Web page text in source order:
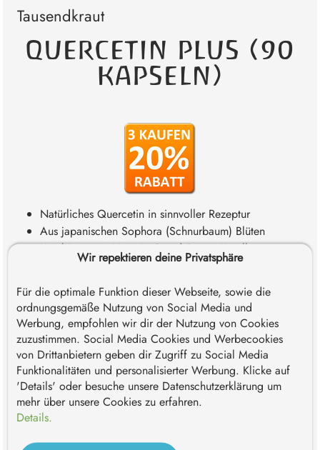
Tausendkraut
QUERCETIN PLUS (90
KAPSELN)
Natürliches Quercetin in sinnvoller Rezeptur
Aus japanischen Sophora (Schnurbaum) Blüten
Kombiniert mit Vitamin C und Sango Koralle
Kaufe 3 zum Stückpreis von 23,92€(632,80 € * / 1 kg)
29,90 €*
Inhalt:37.8 g( 791,01 € * / 1 kg )
*Preise inkl. MwSt. zzgl. Versandkosten. Versandkostenfrei
innerhalb Deutschlands ab 59€ - Österreich ab 69€ - EU ab 89€
- Schweiz ab 119€.
Sofort verfügbar, Lieferzeit: 1-3 Werktage
Produkt Anzahl: Gib den gewünschten
Wir repektieren deine Privatsphäre
Für die optimale Funktion dieser Webseite, sowie die
ordnungsgemäße Nutzung von Social Media und
Werbung, empfohlen wir dir der Nutzung von Cookies
zuzustimmen. Social Media Cookies und Werbecookies
von Drittanbietern geben dir Zugriff zu Social Media
Funktionalitäten und personalisierter Werbung. Klicke auf
'Details' oder besuche unsere Datenschutzerklärung um
mehr über unsere Cookies zu erfahren.
Details.